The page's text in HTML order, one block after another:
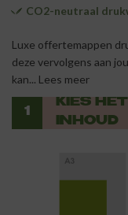
Luxe offertemappen
deze vervolgens aan
kan... Lees meer
CO2-neutraal
1
KIES
INHOUD